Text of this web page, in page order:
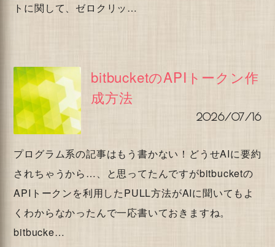
トに関して、ゼロクリッ…
bitbucketのAPIトークン作
成方法
2026/07/16
プログラム系の記事はもう書かない！どうせAIに要約
されちゃうから…、と思ってたんですがbitbucketの
APIトークンを利用したPULL方法がAIに聞いてもよ
くわからなかったんで一応書いておきますね。
bitbucke…